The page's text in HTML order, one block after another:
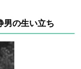
男の生い立ち